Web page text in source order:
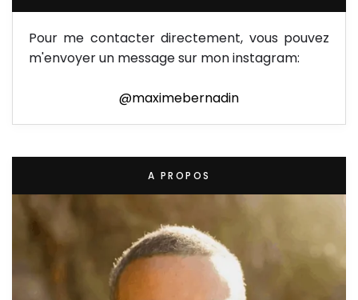
Pour me contacter directement, vous pouvez
m'envoyer un message sur mon instagram:
@maximebernadin
A PROPOS